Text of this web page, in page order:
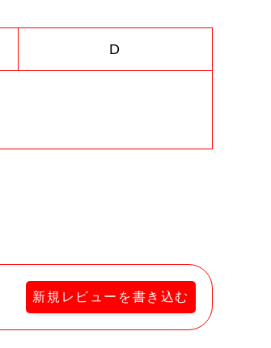
D
新規レビューを書き込む